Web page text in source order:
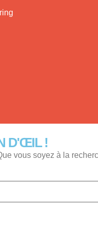
D'ŒIL !
vous soyez à la